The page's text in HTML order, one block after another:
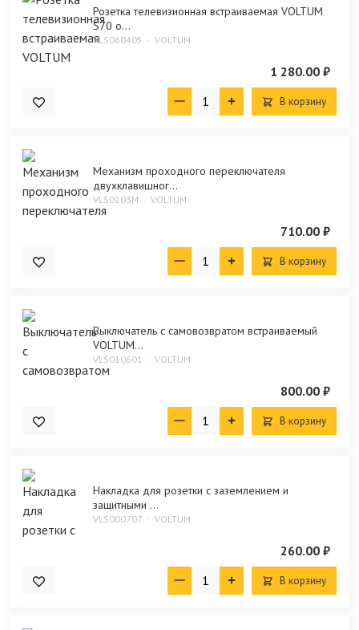
Розетка телевизионная встраиваемая VOLTUM
S70 о...
VLS060405 VOLTUM
1 280.00 ₽
В корзину
Механизм проходного переключателя
двухклавишног...
VLS0203M VOLTUM
710.00 ₽
В корзину
Выключатель с самовозвратом встраиваемый
VOLTUM...
VLS010601 VOLTUM
800.00 ₽
В корзину
Накладка для розетки с заземлением и
защитными ...
VLS000707 VOLTUM
260.00 ₽
В корзину